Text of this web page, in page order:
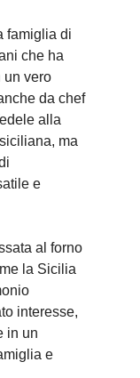
famiglia di
che ha
un vero
da chef
alla
ma
e
al forno
la Sicilia
interesse,
in un
e